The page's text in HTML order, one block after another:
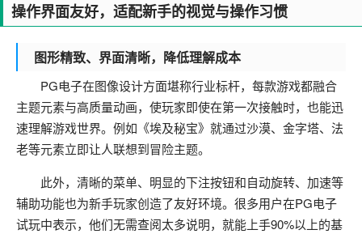
操作界面友好，适配新手的视觉与操作习惯
图形精致、界面清晰，降低理解成本
PG电子在图像设计方面堪称行业标杆，每款游戏都融合
主题元素与高质量动画，使玩家即使在第一次接触时，也能迅
速理解游戏世界。例如《埃及秘宝》就通过沙漠、金字塔、法
老等元素立即让人联想到冒险主题。
此外，清晰的菜单、明显的下注按钮和自动旋转、加速等
辅助功能也为新手玩家创造了友好环境。很多用户在PG电子
试玩中表示，他们无需查阅太多说明，就能上手90%以上的基